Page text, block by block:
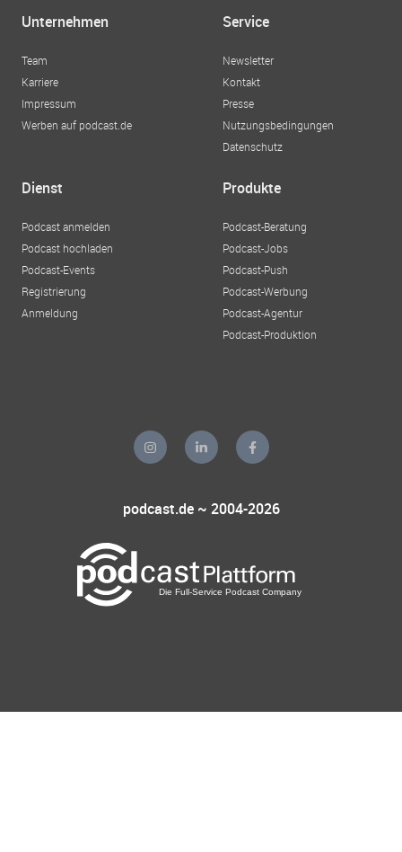
Unternehmen
Team
Karriere
Impressum
Werben auf podcast.de
Service
Newsletter
Kontakt
Presse
Nutzungsbedingungen
Datenschutz
Dienst
Podcast anmelden
Podcast hochladen
Podcast-Events
Registrierung
Anmeldung
Produkte
Podcast-Beratung
Podcast-Jobs
Podcast-Push
Podcast-Werbung
Podcast-Agentur
Podcast-Produktion
podcast.de ~ 2004-2026